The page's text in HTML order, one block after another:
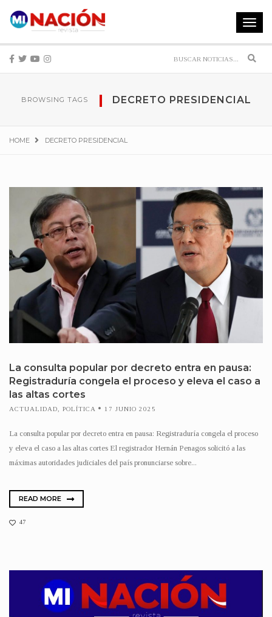
Toggle
BROWSING TAGS DECRETO PRESIDENCIAL
HOME DECRETO PRESIDENCIAL
La consulta popular por decreto entra en pausa:
Registraduría congela el proceso y eleva el caso a
las altas cortes
ACTUALIDAD POLÍTICA 17 JUNIO 2025
La consulta popular por decreto entra en pausa: Registraduría congela el proceso
y eleva el caso a las altas cortes El registrador Hernán Penagos solicitó a las
máximas autoridades judiciales del país pronunciarse sobre...
READ MORE
47